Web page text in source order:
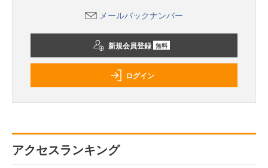
メールバックナンバー
新規会員登録 無料
ログイン
アクセスランキング